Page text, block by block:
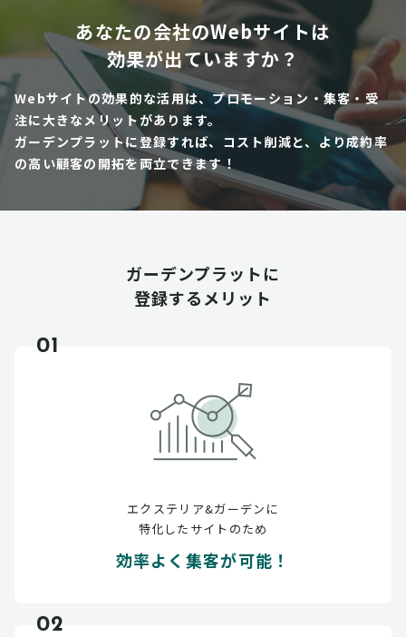
あなたの会社のWebサイトは
効果が出ていますか？
Webサイトの効果的な活用は、プロモーション・集客・受
注に大きなメリットがあります。
ガーデンプラットに登録すれば、コスト削減と、より成約率
の高い顧客の開拓を両立できます！
ガーデンプラットに
登録するメリット
01
エクステリア&ガーデンに
特化したサイトのため
効率よく集客が可能！
02